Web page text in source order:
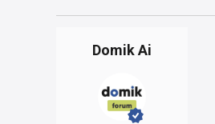
Domik Ai

